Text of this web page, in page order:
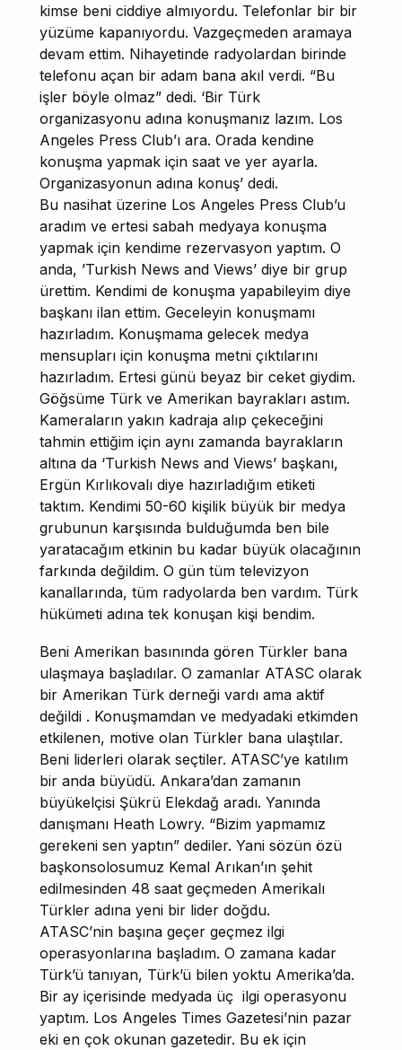
kimse beni ciddiye almıyordu. Telefonlar bir bir
yüzüme kapanıyordu. Vazgeçmeden aramaya
devam ettim. Nihayetinde radyolardan birinde
telefonu açan bir adam bana akıl verdi. “Bu
işler böyle olmaz” dedi. ‘Bir Türk
organizasyonu adına konuşmanız lazım. Los
Angeles Press Club’ı ara. Orada kendine
konuşma yapmak için saat ve yer ayarla.
Organizasyonun adına konuş’ dedi.
Bu nasihat üzerine Los Angeles Press Club’u
aradım ve ertesi sabah medyaya konuşma
yapmak için kendime rezervasyon yaptım. O
anda, ’Turkish News and Views’ diye bir grup
ürettim. Kendimi de konuşma yapabileyim diye
başkanı ilan ettim. Geceleyin konuşmamı
hazırladım. Konuşmama gelecek medya
mensupları için konuşma metni çıktılarını
hazırladım. Ertesi günü beyaz bir ceket giydim.
Göğsüme Türk ve Amerikan bayrakları astım.
Kameraların yakın kadraja alıp çekeceğini
tahmin ettiğim için aynı zamanda bayrakların
altına da ‘Turkish News and Views’ başkanı,
Ergün Kırlıkovalı diye hazırladığım etiketi
taktım. Kendimi 50-60 kişilik büyük bir medya
grubunun karşısında bulduğumda ben bile
yaratacağım etkinin bu kadar büyük olacağının
farkında değildim. O gün tüm televizyon
kanallarında, tüm radyolarda ben vardım. Türk
hükümeti adına tek konuşan kişi bendim.
Beni Amerikan basınında gören Türkler bana
ulaşmaya başladılar. O zamanlar ATASC olarak
bir Amerikan Türk derneği vardı ama aktif
değildi . Konuşmamdan ve medyadaki etkimden
etkilenen, motive olan Türkler bana ulaştılar.
Beni liderleri olarak seçtiler. ATASC’ye katılım
bir anda büyüdü. Ankara’dan zamanın
büyükelçisi Şükrü Elekdağ aradı. Yanında
danışmanı Heath Lowry. “Bizim yapmamız
gerekeni sen yaptın” dediler. Yani sözün özü
başkonsolosumuz Kemal Arıkan’ın şehit
edilmesinden 48 saat geçmeden Amerikalı
Türkler adına yeni bir lider doğdu.
ATASC’nin başına geçer geçmez ilgi
operasyonlarına başladım. O zamana kadar
Türk’ü tanıyan, Türk’ü bilen yoktu Amerika’da.
Bir ay içerisinde medyada üç ilgi operasyonu
yaptım. Los Angeles Times Gazetesi’nin pazar
eki en çok okunan gazetedir. Bu ek için